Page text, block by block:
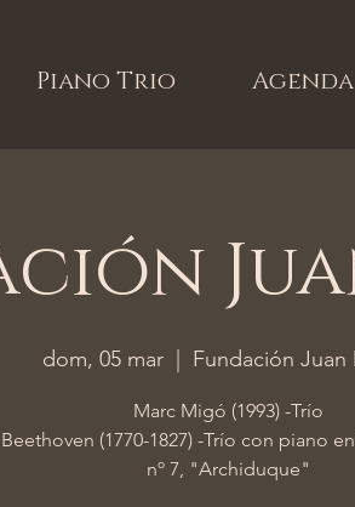
Piano Trio Agenda
dom, 05 mar Fundación Juan
Marc Migó (1993) -Trío
(1770-1827) -Trío con piano
nº 7, "Archiduque"